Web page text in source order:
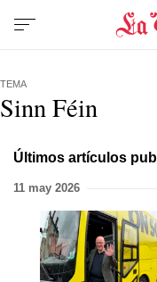
TEMA
Sinn Féin
Últimos artículos
11 may 2026